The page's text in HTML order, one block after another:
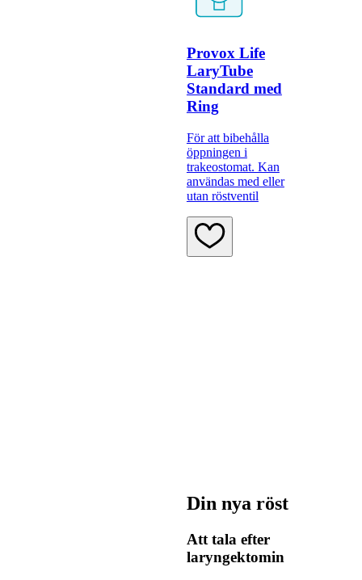
Provox Life
LaryTube
Standard med
Ring
För att bibehålla
öppningen i
trakeostomat. Kan
användas med eller
utan röstventil
Din nya röst
Att tala efter
laryngektomin